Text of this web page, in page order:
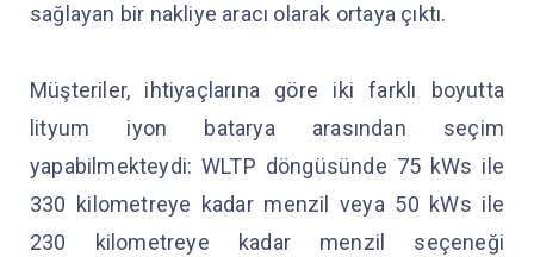
sağlayan bir nakliye aracı olarak ortaya çıktı.
Müşteriler, ihtiyaçlarına göre iki farklı boyutta
lityum iyon batarya arasından seçim
yapabilmekteydi: WLTP döngüsünde 75 kWs ile
330 kilometreye kadar menzil veya 50 kWs ile
230 kilometreye kadar menzil seçeneği